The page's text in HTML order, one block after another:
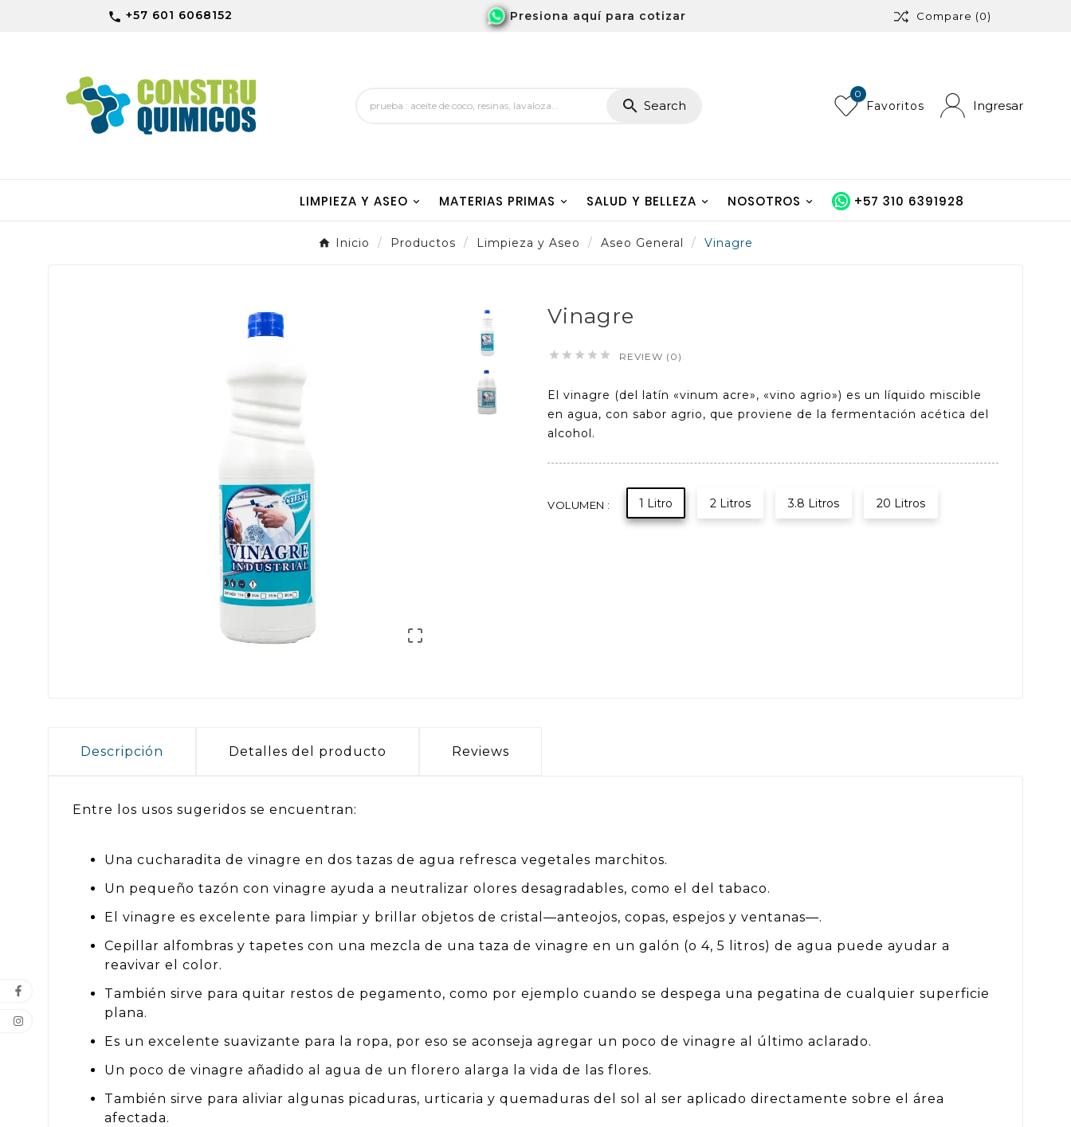
 +57 601 6068152 Presiona aquí para cotizar Compare (0)
 Search
0
Favoritos Ingresar
LIMPIEZA Y ASEO MATERIAS PRIMAS SALUD Y BELLEZA NOSOTROS +57 310 6391928
Inicio Productos Limpieza y Aseo Aseo General Vinagre

Vinagre
     REVIEW (0)
El vinagre (del latín «vinum acre», «vino agrio»)​ es un líquido miscible
en agua,​ con sabor agrio, que proviene de la fermentación acética del
alcohol.
VOLUMEN : 1 Litro 2 Litros 3.8 Litros 20 Litros
Descripción Detalles del producto Reviews
Entre los usos sugeridos se encuentran:​
Una cucharadita de vinagre en dos tazas de agua refresca vegetales marchitos.
Un pequeño tazón con vinagre ayuda a neutralizar olores desagradables, como el del tabaco.
El vinagre es excelente para limpiar y brillar objetos de cristal—anteojos, copas, espejos y ventanas—.
Cepillar alfombras y tapetes con una mezcla de una taza de vinagre en un galón (o 4, 5 litros) de agua puede ayudar a
reavivar el color.
También sirve para quitar restos de pegamento, como por ejemplo cuando se despega una pegatina de cualquier superficie
plana.
Es un excelente suavizante para la ropa, por eso se aconseja agregar un poco de vinagre al último aclarado.
Un poco de vinagre añadido al agua de un florero alarga la vida de las flores.
También sirve para aliviar algunas picaduras, urticaria y quemaduras del sol al ser aplicado directamente sobre el área
afectada.